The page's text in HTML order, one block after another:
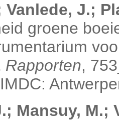
Vanlede, J.;
groene
Rapporten,
Mansuy, M.;